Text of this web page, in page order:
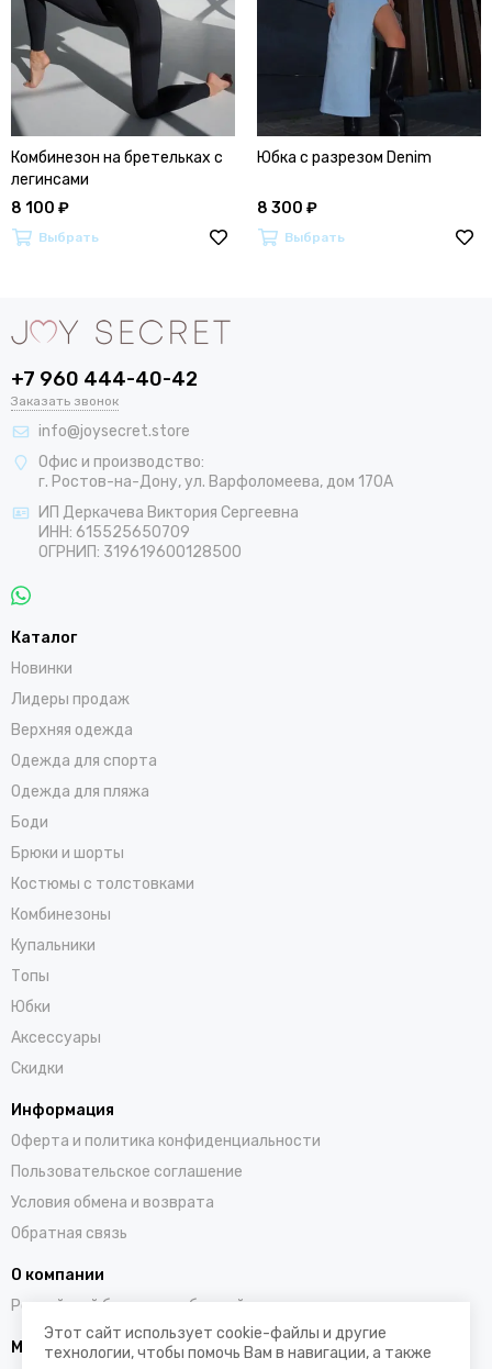
Комбинезон на бретельках с
легинсами
8 100 ₽
Выбрать
Юбка с разрезом Denim
8 300 ₽
Выбрать
+7 960 444-40-42
Заказать звонок
info@joysecret.store
Офис и производство:
г. Ростов-на-Дону, ул. Варфоломеева, дом 170А
ИП Деркачева Виктория Сергеевна
ИНН: 615525650709
ОГРНИП: 319619600128500
Каталог
Новинки
Лидеры продаж
Верхняя одежда
Одежда для спорта
Одежда для пляжа
Боди
Брюки и шорты
Костюмы с толстовками
Комбинезоны
Купальники
Топы
Юбки
Аксессуары
Скидки
Информация
Оферта и политика конфиденциальности
Пользовательское соглашение
Условия обмена и возврата
Обратная связь
О компании
Российский бренд полюбившийся во всем мире
Мы в социальных сетях
Этот сайт использует cookie-файлы и другие
технологии, чтобы помочь Вам в навигации, а также